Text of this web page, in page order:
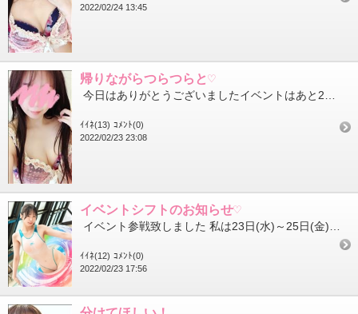
2022/02/24 13:45
帰りながらつらつらと♡
ｲｲﾈ(13) ｺﾒﾝﾄ(0)
2022/02/23 23:08
イベントシフトのお知らせ♡
ｲｲﾈ(12) ｺﾒﾝﾄ(0)
2022/02/23 17:56